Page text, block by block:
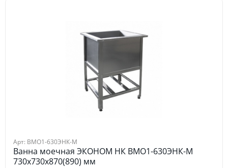
Арт: ВМО1-630ЭНК-М
Ванна моечная ЭКОНОМ НК ВМО1-630ЭНК-М
730х730х870(890) мм